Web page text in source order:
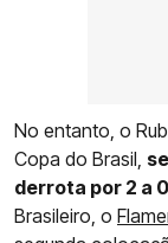
No entanto, o
Copa do Brasil,
derrota por 2 a
Brasileiro, o